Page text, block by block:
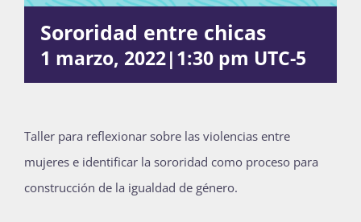
Súmate
Bienvenida generación 2027-1
Sororidad entre chicas
1 marzo, 2022|1:30 pm UTC-5
Taller para reflexionar sobre las violencias entre
mujeres e identificar la sororidad como proceso para
construcción de la igualdad de género.